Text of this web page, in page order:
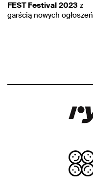
FEST Festival 2023 z
garścią nowych ogłoszeń